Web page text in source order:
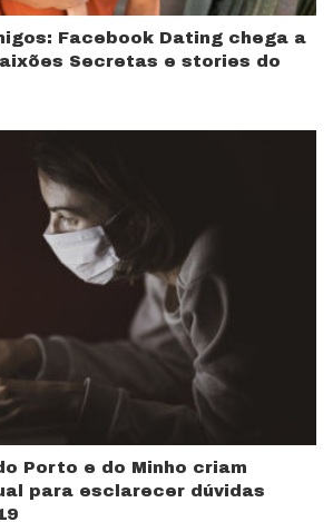
Facebook Dating chega a
Secretas e stories do
Porto e do Minho criam
para esclarecer dúvidas